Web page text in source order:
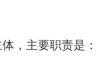
，主要职责是：